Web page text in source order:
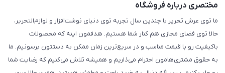
مختصری درباره فروشگاه
ما توی عرش تحریر با چندین سال تجربه توی دنیای نوشت‌افزار و لوازم‌التحریر،
حالا توی فضای مجازی هم کنار شما هستیم. هدفمون اینه که محصولات
باکیفیت رو با قیمت مناسب و در سریع‌ترین زمان ممکن به دستتون برسونیم. ما
به حقوق مشتری‌هامون احترام می‌ذاریم و همیشه تلاش می‌کنیم که رضایت شما